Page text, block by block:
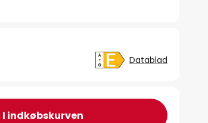
Datablad
I indkøbskurven